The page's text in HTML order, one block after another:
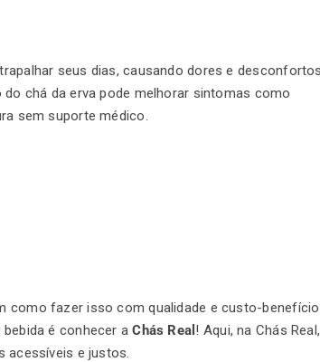
seus dias, causando dores e desconfortos
chá da erva pode melhorar sintomas como
sem suporte médico.
como fazer isso com qualidade e custo-
é conhecer a Chás Real ! Aqui, na Chás Real,
acessíveis e justos.